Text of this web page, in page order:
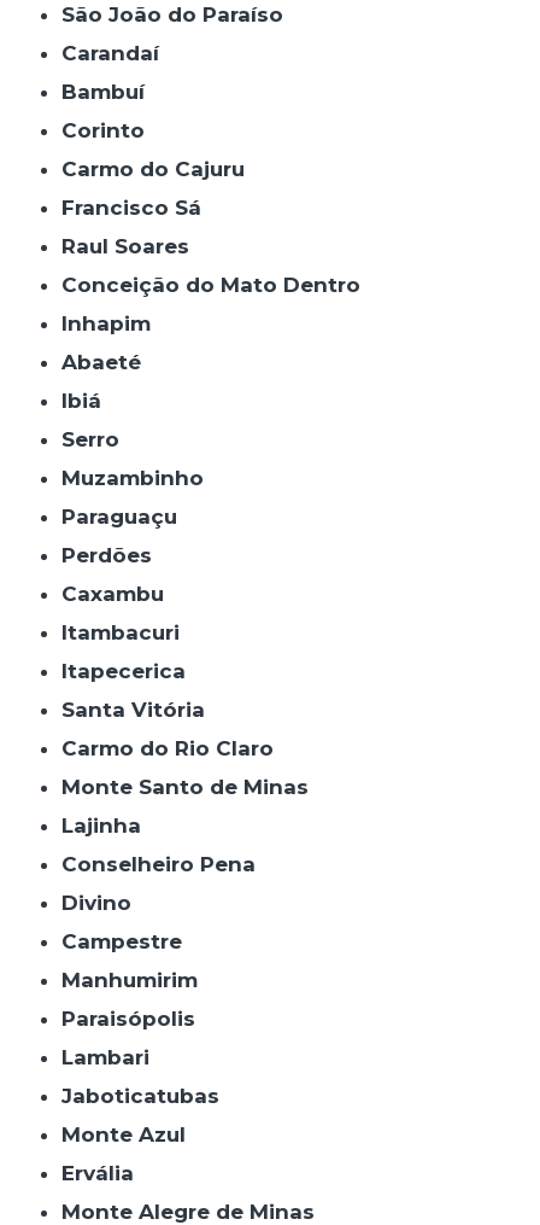
São João do Paraíso
Carandaí
Bambuí
Corinto
Carmo do Cajuru
Francisco Sá
Raul Soares
Conceição do Mato Dentro
Inhapim
Abaeté
Ibiá
Serro
Muzambinho
Paraguaçu
Perdões
Caxambu
Itambacuri
Itapecerica
Santa Vitória
Carmo do Rio Claro
Monte Santo de Minas
Lajinha
Conselheiro Pena
Divino
Campestre
Manhumirim
Paraisópolis
Lambari
Jaboticatubas
Monte Azul
Ervália
Monte Alegre de Minas